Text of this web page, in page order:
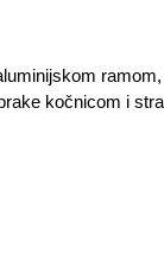
ramom,
kočnicom i